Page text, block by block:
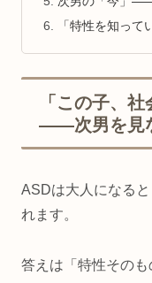
「特性を知って
「この子、
——次男を見
ASDは大人になる
れます。
答えは「特性そのも